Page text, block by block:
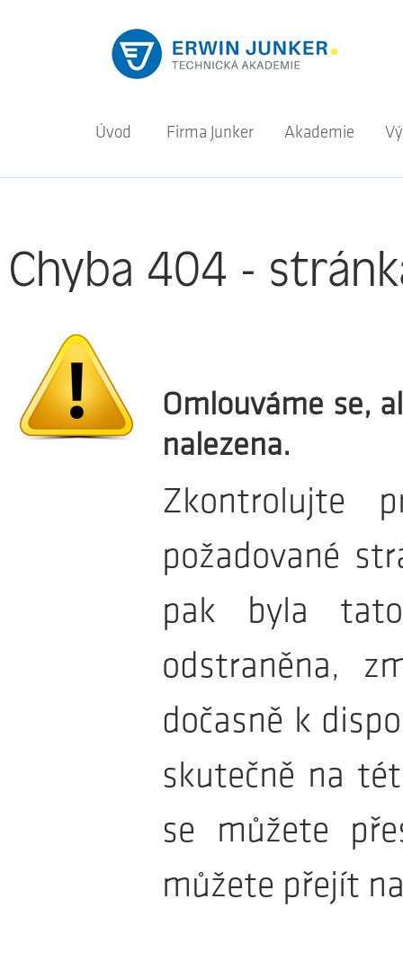
Úvod Firma Junker Akademie
Chyba 404 -
Omlouváme se,
nalezena.
Zkontrolujte
požadované
pak byla
odstraněna,
dočasně k
skutečně na
se můžete
můžete přejít
ABSOLVENT
Co už byste měli umět a co by vás mělo
ABSOLVENT
Jaký by měl být absolvent
Absolvent